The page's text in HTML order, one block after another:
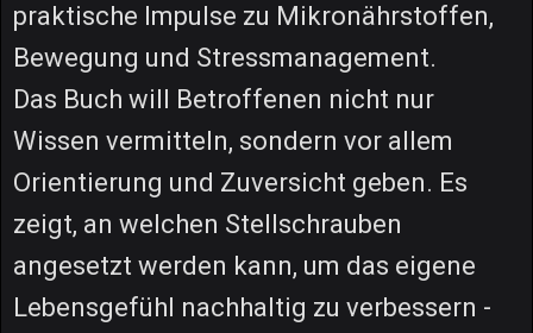
praktische Impulse zu Mikronährstoffen,
Bewegung und Stressmanagement.
Das Buch will Betroffenen nicht nur
Wissen vermitteln, sondern vor allem
Orientierung und Zuversicht geben. Es
zeigt, an welchen Stellschrauben
angesetzt werden kann, um das eigene
Lebensgefühl nachhaltig zu verbessern -